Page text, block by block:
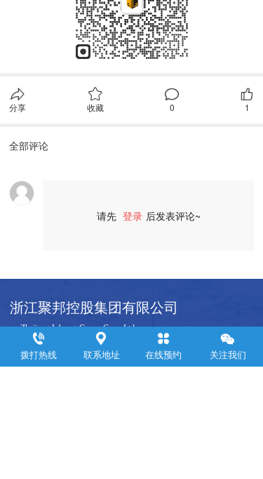
分享 收藏 0 1
全部评论
请先 登录 后发表评论~
浙江聚邦控股集团有限公司
     Zhejiang Jubang  Group Co .,  Ltd.
联系电话： 0571-88899309
拨打热线 联系地址 在线预约 关注我们